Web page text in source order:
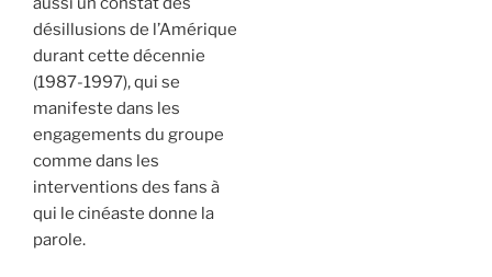
désillusions de l’Amérique
durant cette décennie
(1987-1997), qui se
manifeste dans les
engagements du groupe
comme dans les
interventions des fans à
qui le cinéaste donne la
parole.